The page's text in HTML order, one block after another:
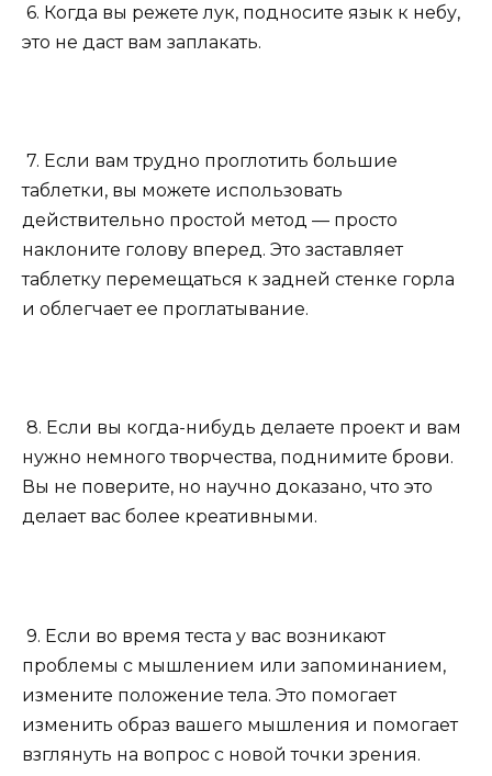
6. Когда вы режете лук, подносите язык к небу,
это не даст вам заплакать.
7. Если вам трудно проглотить большие
таблетки, вы можете использовать
действительно простой метод — просто
наклоните голову вперед. Это заставляет
таблетку перемещаться к задней стенке горла
и облегчает ее проглатывание.
8. Если вы когда-нибудь делаете проект и вам
нужно немного творчества, поднимите брови.
Вы не поверите, но научно доказано, что это
делает вас более креативными.
9. Если во время теста у вас возникают
проблемы с мышлением или запоминанием,
измените положение тела. Это помогает
изменить образ вашего мышления и помогает
взглянуть на вопрос с новой точки зрения.